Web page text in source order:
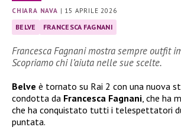
CHIARA NAVA | 15 APRILE 2026
BELVE FRANCESCA FAGNANI
Francesca Fagnani mostra sempre outfit
Scopriamo chi l’aiuta nelle sue scelte.
Belve è tornato su Rai 2 con una nuova
condotta da Francesca Fagnani , che ha
che ha conquistato tutti i telespettatori
puntata.